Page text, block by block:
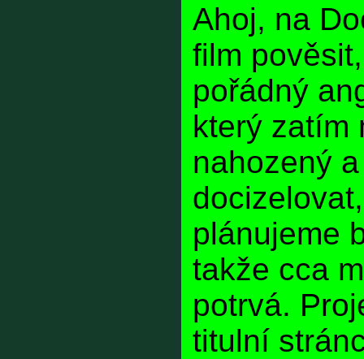
Ahoj, na
film
pořádný
který zatím
nahozený
plánujeme
takže cca
potrvá.
titulní